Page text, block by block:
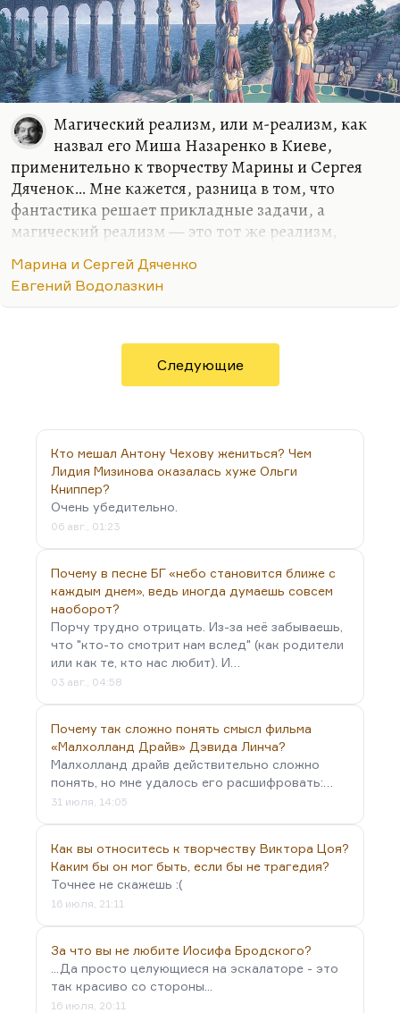
части, наделенные сверхспособностями.
Сверхспособностями далеко не всегда
позитивными, иногда опасными, иногда
грозными, и есть…
Магический реализм, или м-реализм, как
назвал его Миша Назаренко в Киеве,
применительно к творчеству Марины и Сергея
Дяченок… Мне кажется, разница в том, что
фантастика решает прикладные задачи, а
магический реализм — это тот же реализм,
если задачей фантастики могут быть и
футурологическими, и социальными, и
прежде всего в психологическом прорыве, или
изобразительная мощь такая. То есть задачи
прежде всего эстетические у магического
хотя то, что делали Стругацкие, я бы не назвал
магическим реализмом, кроме, может быть,
«Отягощенным злом», почему — не…
Марина и Сергей Дяченко
Евгений Водолазкин
Следующие
Кто мешал Антону Чехову жениться? Чем
Лидия Мизинова оказалась хуже Ольги
Книппер?
Очень убедительно.
06 авг., 01:23
Почему в песне БГ «небо становится ближе с
каждым днем», ведь иногда думаешь совсем
наоборот?
Порчу трудно отрицать. Из-за неё забываешь,
что "кто-то смотрит нам вслед" (как родители
или как те, кто нас любит). И…
03 авг., 04:58
Почему так сложно понять смысл фильма
«Малхолланд Драйв» Дэвида Линча?
Малхолланд драйв действительно сложно
понять, но мне удалось его расшифровать:…
31 июля, 14:05
Как вы относитесь к творчеству Виктора Цоя?
Каким бы он мог быть, если бы не трагедия?
Точнее не скажешь :(
16 июля, 21:11
За что вы не любите Иосифа Бродского?
...Да просто целующиеся на эскалаторе - это
так красиво со стороны...
16 июля, 20:11